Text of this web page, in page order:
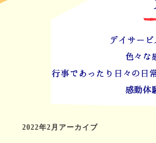
2022年2月アーカイブ